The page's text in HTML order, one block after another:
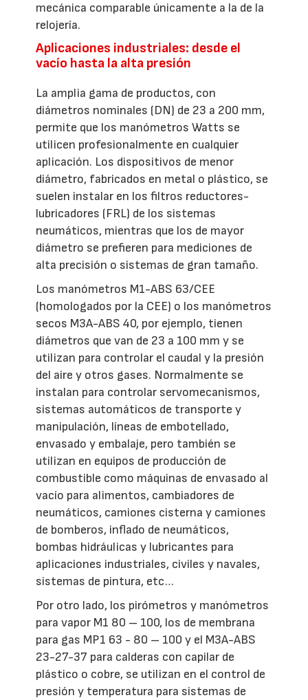
mecánica comparable únicamente a la de la
relojería.
Aplicaciones industriales: desde el
vacío hasta la alta presión
La amplia gama de productos, con
diámetros nominales (DN) de 23 a 200 mm,
permite que los manómetros Watts se
utilicen profesionalmente en cualquier
aplicación. Los dispositivos de menor
diámetro, fabricados en metal o plástico, se
suelen instalar en los filtros reductores-
lubricadores (FRL) de los sistemas
neumáticos, mientras que los de mayor
diámetro se prefieren para mediciones de
alta precisión o sistemas de gran tamaño.
Los manómetros M1-ABS 63/CEE
(homologados por la CEE) o los manómetros
secos M3A-ABS 40, por ejemplo, tienen
diámetros que van de 23 a 100 mm y se
utilizan para controlar el caudal y la presión
del aire y otros gases. Normalmente se
instalan para controlar servomecanismos,
sistemas automáticos de transporte y
manipulación, líneas de embotellado,
envasado y embalaje, pero también se
utilizan en equipos de producción de
combustible como máquinas de envasado al
vacío para alimentos, cambiadores de
neumáticos, camiones cisterna y camiones
de bomberos, inflado de neumáticos,
bombas hidráulicas y lubricantes para
aplicaciones industriales, civiles y navales,
sistemas de pintura, etc…
Por otro lado, los pirómetros y manómetros
para vapor M1 80 – 100, los de membrana
para gas MP1 63 - 80 – 100 y el M3A-ABS
23-27-37 para calderas con capilar de
plástico o cobre, se utilizan en el control de
presión y temperatura para sistemas de